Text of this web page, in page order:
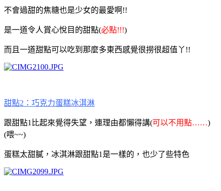
不會過甜的焦糖也是少女的最愛啊!!
是一道令人賞心悅目的甜點(必點!!!)
而且一道甜點可以吃到那麼多東西感覺很撈很超值丫!!
甜點2：巧克力蛋糕冰淇淋
跟甜點1比起來覺得失望，連理由都懶得講(可以不用點……)
(喂~~)
蛋糕太甜膩，冰淇淋跟甜點1是一樣的，也少了些特色